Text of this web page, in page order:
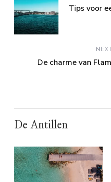
Tips voor
De charme van
De Antillen